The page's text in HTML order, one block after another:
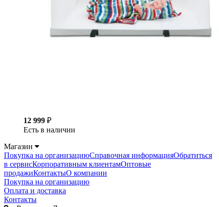
12 999 ₽
Есть в наличии
Магазин
Покупка на организациюСправочная информацияОбратиться
в сервисКорпоративным клиентамОптовые
продажиКонтактыО компании
Покупка на организацию
Оплата и доставка
Контакты